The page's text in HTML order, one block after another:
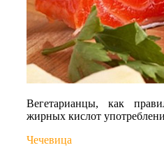
Вегетарианцы, как
жирных кислот
Чечевица